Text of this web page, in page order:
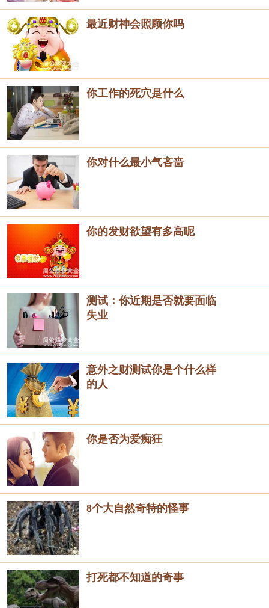
最近财神会照顾你吗
你工作的死穴是什么
你对什么最小气吝啬
你的发财欲望有多高呢
测试：你近期是否就要面临
失业
意外之财测试你是个什么样
的人
你是否为爱痴狂
8个大自然奇特的怪事
打死都不知道的奇事